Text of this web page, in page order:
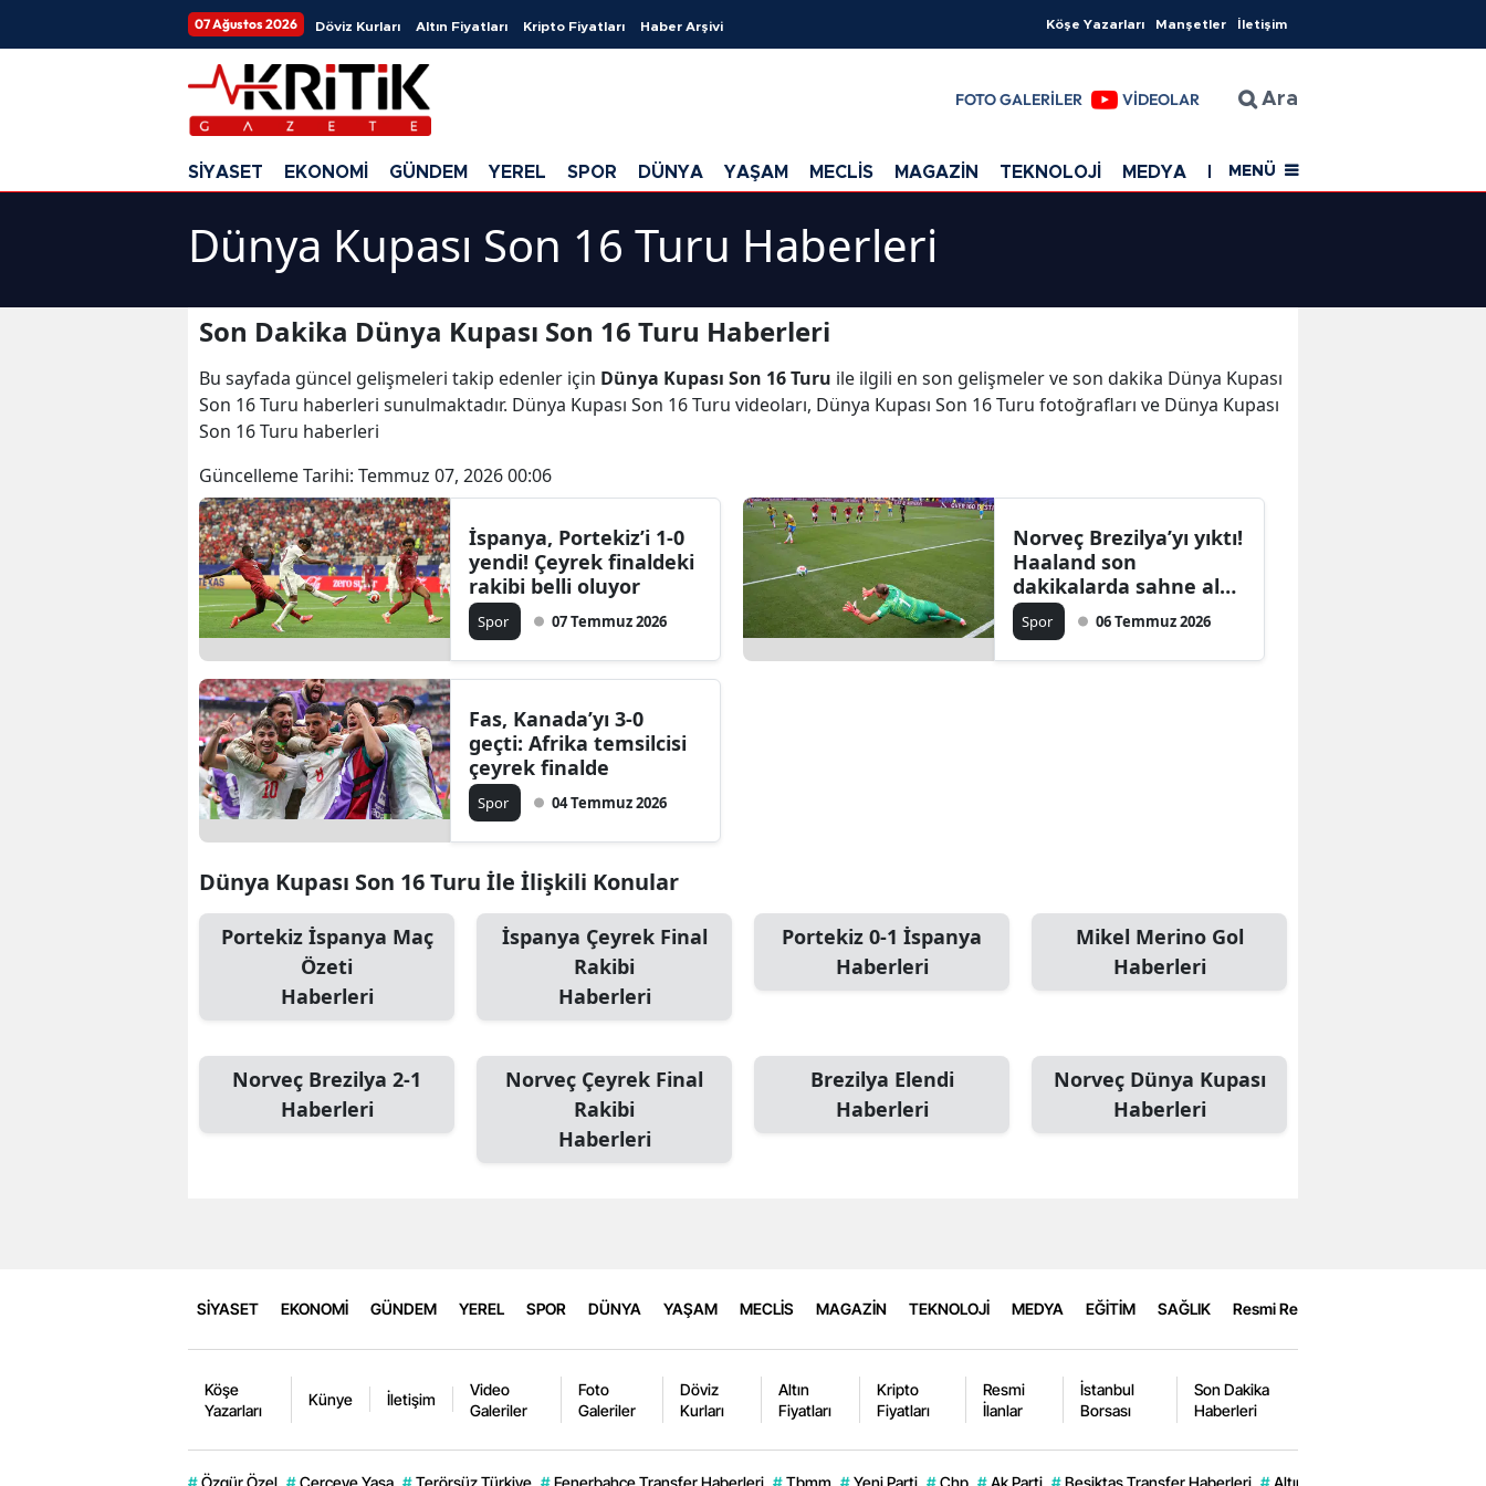
07 Ağustos 2026 Döviz Kurları Altın Fiyatları Kripto Fiyatları Haber Arşivi Köşe Yazarları Manşetler İletişim
FOTO GALERİLER VİDEOLAR Ara
SİYASET EKONOMİ GÜNDEM YEREL SPOR DÜNYA YAŞAM MECLİS MAGAZİN TEKNOLOJİ MEDYA EĞİTİM SAĞLIK
MENÜ
Dünya Kupası Son 16 Turu Haberleri
Son Dakika Dünya Kupası Son 16 Turu Haberleri
Bu sayfada güncel gelişmeleri takip edenler için Dünya Kupası Son 16 Turu ile ilgili en son gelişmeler ve son dakika Dünya Kupası
Son 16 Turu haberleri sunulmaktadır. Dünya Kupası Son 16 Turu videoları, Dünya Kupası Son 16 Turu fotoğrafları ve Dünya Kupası
Son 16 Turu haberleri
Güncelleme Tarihi: Temmuz 07, 2026 00:06
İspanya, Portekiz’i 1-0
yendi! Çeyrek finaldeki
rakibi belli oluyor
Spor 07 Temmuz 2026
Norveç Brezilya’yı yıktı!
Haaland son
dakikalarda sahne aldı,
Sambacılar Dünya
Kupası’na veda etti
Spor 06 Temmuz 2026
Fas, Kanada’yı 3-0
geçti: Afrika temsilcisi
çeyrek finalde
Spor 04 Temmuz 2026
Dünya Kupası Son 16 Turu İle İlişkili Konular
Portekiz İspanya Maç
Özeti
Haberleri
İspanya Çeyrek Final
Rakibi
Haberleri
Portekiz 0-1 İspanya
Haberleri
Mikel Merino Gol
Haberleri
Norveç Brezilya 2-1
Haberleri
Norveç Çeyrek Final
Rakibi
Haberleri
Brezilya Elendi
Haberleri
Norveç Dünya Kupası
Haberleri
SİYASET EKONOMİ GÜNDEM YEREL SPOR DÜNYA YAŞAM MECLİS MAGAZİN TEKNOLOJİ MEDYA EĞİTİM SAĞLIK Resmi Reklamlar
Köşe
Yazarları
Künye İletişim
Video
Galeriler
Foto
Galeriler
Döviz
Kurları
Altın
Fiyatları
Kripto
Fiyatları
Resmi
İlanlar
İstanbul
Borsası
Son Dakika
Haberleri
# Özgür Özel # Çerçeve Yasa # Terörsüz Türkiye # Fenerbahçe Transfer Haberleri # Tbmm # Yeni Parti # Chp # Ak Parti # Beşiktaş Transfer Haberleri # Altın Fiyatları